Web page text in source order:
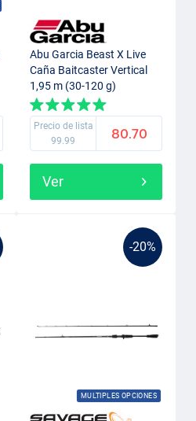
Abu Garcia Beast X Live
Caña Baitcaster Vertical
1,95 m (30-120 g)
Precio de lista
99.99
80.70
Ver
-20%
MULTIPLES OPCIONES